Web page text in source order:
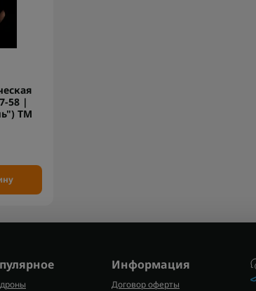
58 |
ТМ
дроны
Информация
Договор оферты